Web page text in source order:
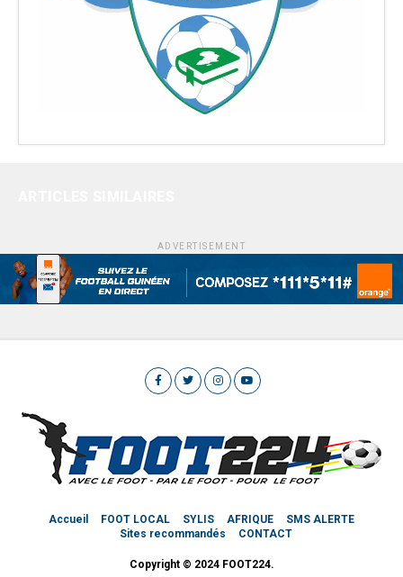
ADVERTISEMENT
Accueil FOOT LOCAL SYLIS AFRIQUE
SMS ALERTE
Sites recommandés
CONTACT
Copyright © 2024 FOOT224.